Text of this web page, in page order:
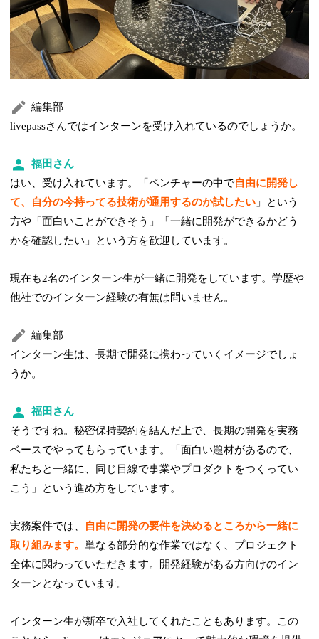
編集部
livepassさんではインターンを受け入れているのでしょうか。
福田さん
はい、受け入れています。「ベンチャーの中で自由に開発し
て、自分の今持ってる技術が通用するのか試したい 」という
方や「面白いことができそう」「一緒に開発ができるかどう
かを確認したい」という方を歓迎しています。
現在も2名のインターン生が一緒に開発をしています。学歴や
他社でのインターン経験の有無は問いません。
編集部
インターン生は、長期で開発に携わっていくイメージでしょ
うか。
福田さん
そうですね。秘密保持契約を結んだ上で、長期の開発を実務
ベースでやってもらっています。「面白い題材があるので、
私たちと一緒に、同じ目線で事業やプロダクトをつくってい
こう」という進め方をしています。
実務案件では、
自由に開発の要件を決めるところから一緒に
取り組みます。単なる部分的な作業ではなく、プロジェクト
全体に関わっていただきます。開発経験がある方向けのイン
ターンとなっています。
インターン生が新卒で入社してくれたこともあります。この